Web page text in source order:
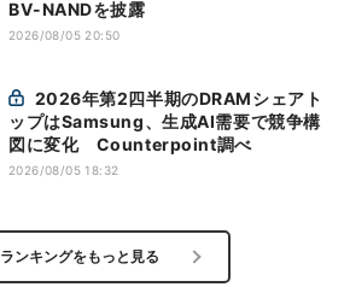
BV-NANDを披露
2026/08/05 20:50
ップはSamsung、生成AI需要で競争構
図に変化 Counterpoint調べ
2026/08/05 18:32
ランキングをもっと見る